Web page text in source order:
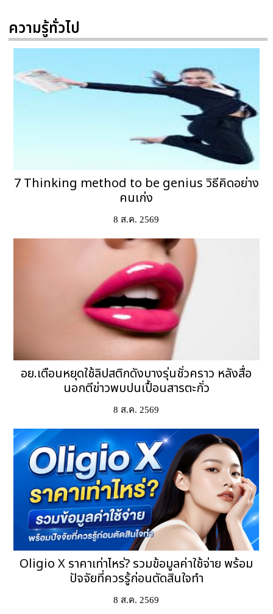
ความรู้ทั่วไป
7 Thinking method to be genius วิธีคิดอย่าง
คนเก่ง
8 ส.ค. 2569
อย.เตือนหยุดใช้ลิปสติกดังบางรุ่นชั่วคราว หลังสื่อ
นอกตีข่าวพบปนเปื้อนสารตะกั่ว
8 ส.ค. 2569
Oligio X ราคาเท่าไหร่? รวมข้อมูลค่าใช้จ่าย พร้อม
ปัจจัยที่ควรรู้ก่อนตัดสินใจทำ
8 ส.ค. 2569